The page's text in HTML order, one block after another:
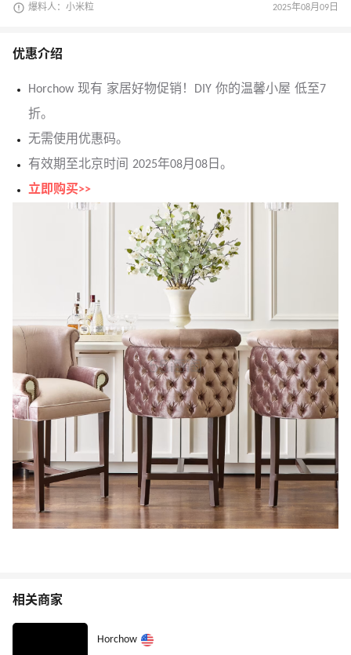
爆料人：小米粒 2025年08月09日
优惠介绍
Horchow 现有 家居好物促销！DIY 你的温馨小屋 低至7
折。
无需使用优惠码。
有效期至北京时间 2025年08月08日。
立即购买>>
相关商家
Horchow